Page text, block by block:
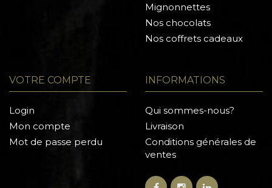
Mignonnettes
Nos chocolats
Nos coffrets cadeaux
VOTRE COMPTE
Login
Mon compte
Mot de passe perdu
INFORMATIONS
Qui sommes-nous?
Livraison
Conditions générales de
ventes